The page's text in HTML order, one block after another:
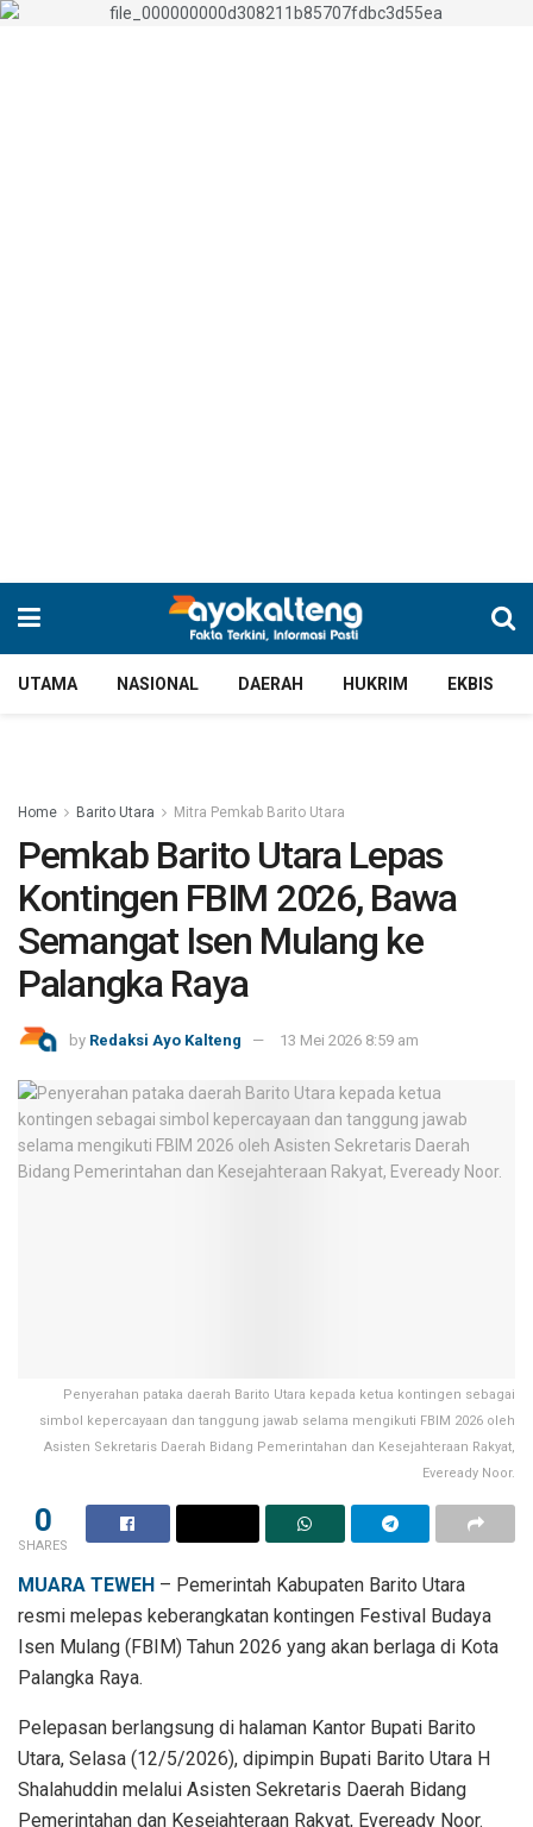
UTAMA NASIONAL DAERAH HUKRIM EKBIS
Home Barito Utara Mitra Pemkab Barito Utara
Pemkab Barito Utara Lepas
Kontingen FBIM 2026, Bawa
Semangat Isen Mulang ke
Palangka Raya
by Redaksi Ayo Kalteng 13 Mei 2026 8:59 am
Penyerahan pataka daerah Barito Utara kepada ketua kontingen sebagai
simbol kepercayaan dan tanggung jawab selama mengikuti FBIM 2026 oleh
Asisten Sekretaris Daerah Bidang Pemerintahan dan Kesejahteraan Rakyat,
Eveready Noor.
0
SHARES
MUARA TEWEH – Pemerintah Kabupaten Barito Utara
resmi melepas keberangkatan kontingen Festival Budaya
Isen Mulang (FBIM) Tahun 2026 yang akan berlaga di Kota
Palangka Raya.
Pelepasan berlangsung di halaman Kantor Bupati Barito
Utara, Selasa (12/5/2026), dipimpin Bupati Barito Utara H
Shalahuddin melalui Asisten Sekretaris Daerah Bidang
Pemerintahan dan Kesejahteraan Rakyat, Eveready Noor.